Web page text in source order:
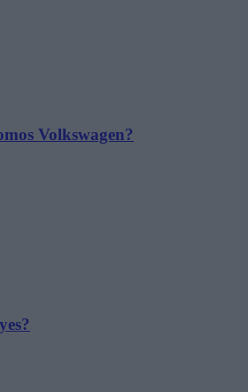
Volkswagen?